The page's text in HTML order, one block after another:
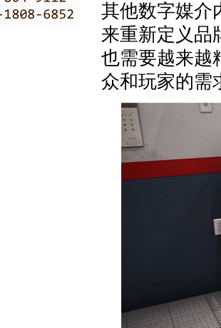
其他数字媒介
来重新定义品
也需要越来越
众和玩家的需